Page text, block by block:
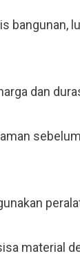
bangunan,
dan
material